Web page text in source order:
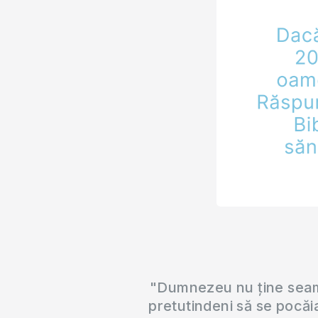
"Dumnezeu nu ține
pretutindeni să se